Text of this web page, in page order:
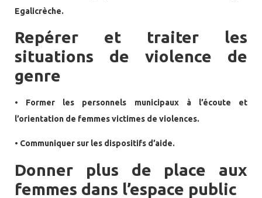
Egalicrèche.
Repérer et traiter les
situations de violence de
genre
• Former les personnels municipaux à l’écoute et
l’orientation de femmes victimes de violences.
• Communiquer sur les dispositifs d’aide.
Donner plus de place aux
femmes dans l’espace public